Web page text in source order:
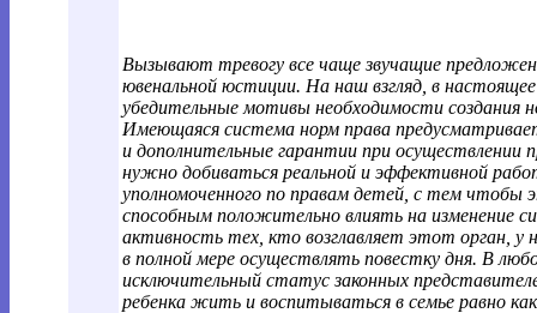
Вызывают тревогу все чаще звучащие
ювенальной юстиции. На наш взгляд, в
убедительные мотивы необходимости создания
Имеющаяся система норм права
и дополнительные гарантии при осуществлении
нужно добиваться реальной и эффективной
уполномоченного по правам детей, с тем
способным положительно влиять на изменение
активность тех, кто возглавляет этот орган,
в полной мере осуществлять повестку дня. В
исключительный статус законных
ребенка жить и воспитываться в семье равно